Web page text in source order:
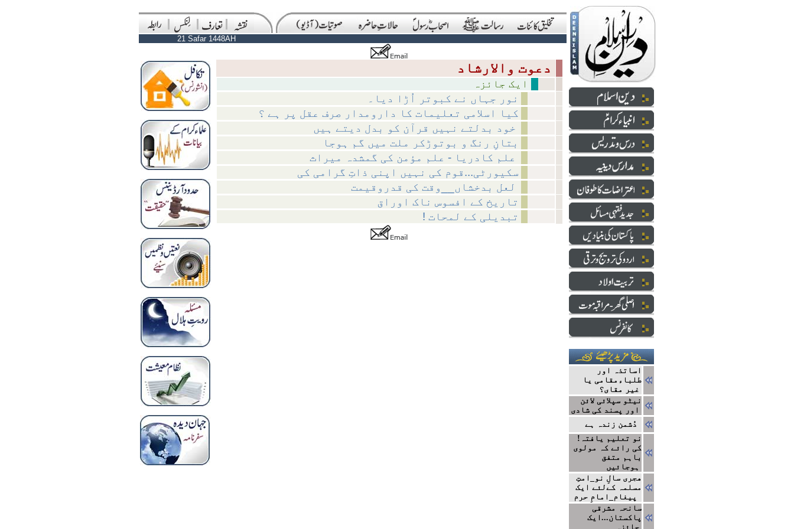
21 Safar 1448AH
نور جہاں نے کبوتر اُڑا دیا۔
کیا اسلامی تعلیمات کا دارومدار صرف عقل پر ہے ؟
بتانِ رنگ و بوتوڑکر ملت میں گم ہوجا
سکیورٹی...قوم کی نہیں اپنی ذاتِ گرامی کی
تاریخ کے افسوس ناک اوراق
! تبدیلی کے لمحات
اساتذہ اور
طلباءمقامی یا
غیر مقای؟
نیٹو سپلائی لائن
اور پسند کی شادی
!نو تعلیم یافتہ
کی رائے کہ مولوی
باہم متفق
ہوجائیں
ھجری سالِ نو_امتِ
مسلمہ کےلئے ایک
سانحہ مشرقی
پاکستان...ایک
جائزہ